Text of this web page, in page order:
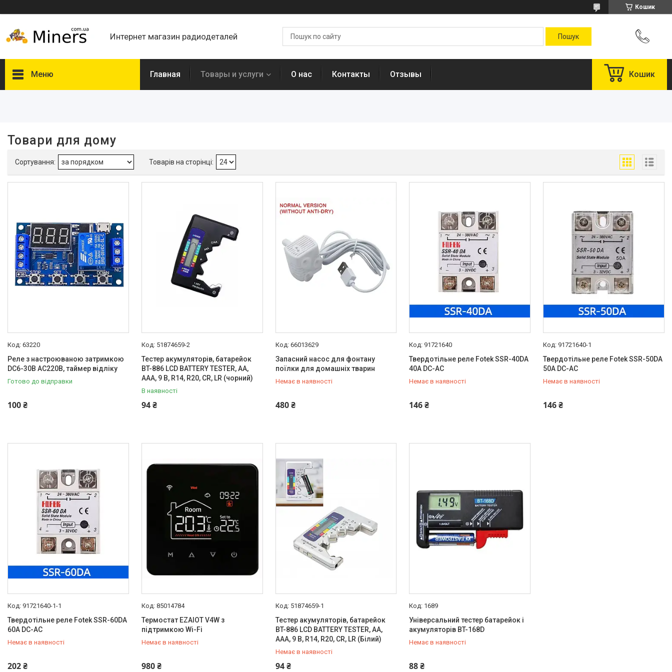
Кошик
Интернет магазин радиодеталей
Меню
В наявності
Так 2
Виробник
Товары и услуги
О нас
Главная Товары и услуги О нас Контакты Отзывы Кошик
Товари для дому
63220
Реле з настроюваною затримкою
DC6-30В AC220В, таймер відліку
Готово до відправки
100 ₴
51874659-2
Тестер акумуляторів, батарейок
BT-886 LCD BATTERY TESTER, AA,
AAA, 9 В, R14, R20, CR, LR (чорний)
В наявності
94 ₴
66013629
Запасний насос для фонтану
поїлки для домашніх тварин
Немає в наявності
480 ₴
+380 (95) 129-11-19
91721640
Твердотільне реле Fotek SSR-40DA
40А DC-AC
Немає в наявності
146 ₴
+380 (95) 129-11-19
91721640-1
Твердотільне реле Fotek SSR-50DA
50А DC-AC
Немає в наявності
146 ₴
+380 (95) 129-11-19
91721640-1-1
Твердотільне реле Fotek SSR-60DA
60А DC-AC
Немає в наявності
202 ₴
+380 (95) 129-11-19
85014784
Термостат EZAIOT V4W з
підтримкою Wi-Fi
Немає в наявності
980 ₴
+380 (95) 129-11-19
51874659-1
Тестер акумуляторів, батарейок
BT-886 LCD BATTERY TESTER, AA,
AAA, 9 В, R14, R20, CR, LR (Білий)
Немає в наявності
94 ₴
+380 (95) 129-11-19
1689
Універсальний тестер батарейок і
акумуляторів BT-168D
Немає в наявності
88 ₴
+380 (95) 129-11-19